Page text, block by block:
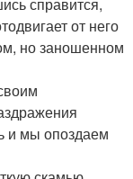
от него
но заношенном
и мы опоздаем